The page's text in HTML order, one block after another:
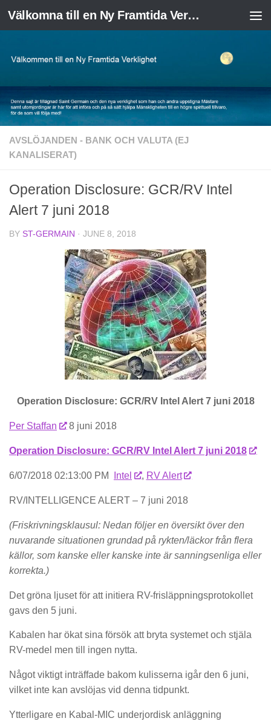
Skip to content Välkomna till en Ny Framtida Verklighet
AVSLÖJANDEN - BANK OCH VALUTA (EJ
KANALISERAT)
Operation Disclosure: GCR/RV Intel
Alert 7 juni 2018
BY ST-GERMAIN · JUNE 8, 2018
Operation Disclosure: GCR/RV Intel Alert 7 juni 2018
Per Staffan 8 juni 2018
Operation Disclosure: GCR/RV Intel Alert 7 juni 2018
6/07/2018 02:13:00 PM Intel , RV Alert
RV/INTELLIGENCE ALERT – 7 juni 2018
(Friskrivningsklausul: Nedan följer en översikt över den
nuvarande situationen grundad på rykten/läckor från flera
källor, som kanske eller kanske inte är sanningsenliga eller
korrekta.)
Det gröna ljuset för att initiera RV-frisläppningsprotokollet
gavs den 5 juni.
Kabalen har ökat sina försök att bryta systemet och stjäla
RV-medel men till ingen nytta.
Något viktigt inträffade bakom kulisserna igår den 6 juni,
vilket inte kan avslöjas vid denna tidpunkt.
Ytterligare en Kabal-MIC underjordisk anläggning